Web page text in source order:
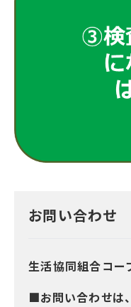
お問い合わせ
生活協同組合コー
■お問い合わせは